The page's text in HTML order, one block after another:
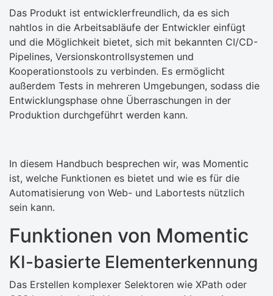
Das Produkt ist entwicklerfreundlich, da es sich
nahtlos in die Arbeitsabläufe der Entwickler einfügt
und die Möglichkeit bietet, sich mit bekannten CI/CD-
Pipelines, Versionskontrollsystemen und
Kooperationstools zu verbinden. Es ermöglicht
außerdem Tests in mehreren Umgebungen, sodass die
Entwicklungsphase ohne Überraschungen in der
Produktion durchgeführt werden kann.
In diesem Handbuch besprechen wir, was Momentic
ist, welche Funktionen es bietet und wie es für die
Automatisierung von Web- und Labortests nützlich
sein kann.
Funktionen von Momentic
KI-basierte Elementerkennung
Das Erstellen komplexer Selektoren wie XPath oder